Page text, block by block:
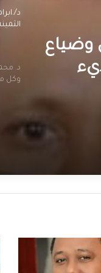
وضياع
د/
د.
وكل